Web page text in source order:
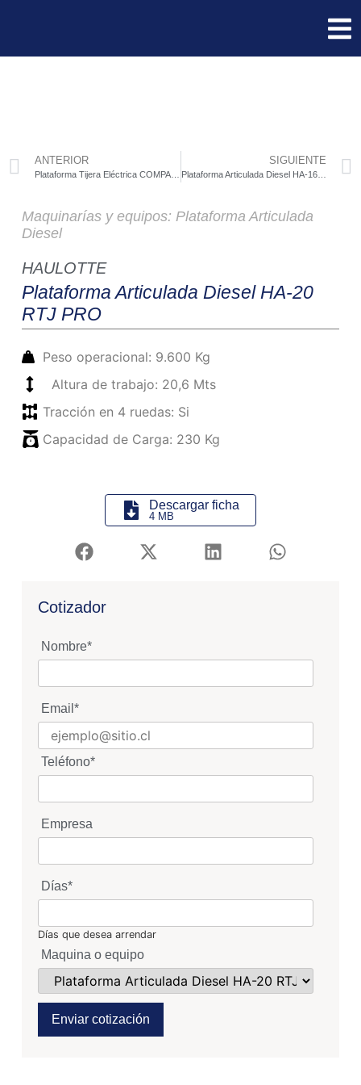
ANTERIOR SIGUIENTE
Plataforma Articulada Diesel HA-16 RTJ PRO
Maquinarías y equipos: Plataforma Articulada
Diesel
HAULOTTE
Plataforma Articulada Diesel HA-20
RTJ PRO
Peso operacional: 9.600 Kg
Altura de trabajo: 20,6 Mts
Tracción en 4 ruedas: Si
Capacidad de Carga: 230 Kg
Descargar ficha
4 MB
Cotizador
Nombre*
Email *
Teléfono*
Empresa
Días*
Días que desea arrendar
Maquina o equipo
Enviar cotización